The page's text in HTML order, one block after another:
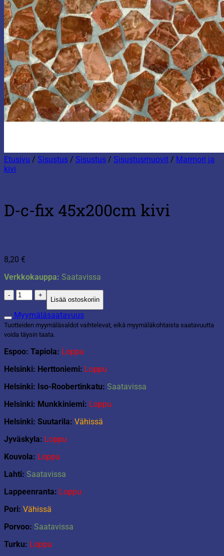
Etusivu / Sisustus / Sisustus / Sisustusmuovit / Marmori ja
kivi
D-c-fix 45x200cm kivi
8,20 €
Verkkokauppa: Saatavissa
D-
c-
fix
45x200cm
kivi
määrä
Lisää ostoskoriin
Myymäläsaatavuus
Tuotteiden myymäläsaldot vaihtelevat, eikä myymäläkohtaista saatavuutta
voida täysin taata.
Espoo: Tapiola: Loppu
Helsinki: Herttoniemi: Loppu
Helsinki: Iso-Roobertinkatu: Saatavissa
Helsinki: Munkkiniemi: Loppu
Helsinki: Suutarila: Vähissä
Jyväskyla: Loppu
Kouvola: Loppu
Lahti: Saatavissa
Lappeenranta: Loppu
Pori: Vähissä
Porvoo: Saatavissa
Turku: Loppu